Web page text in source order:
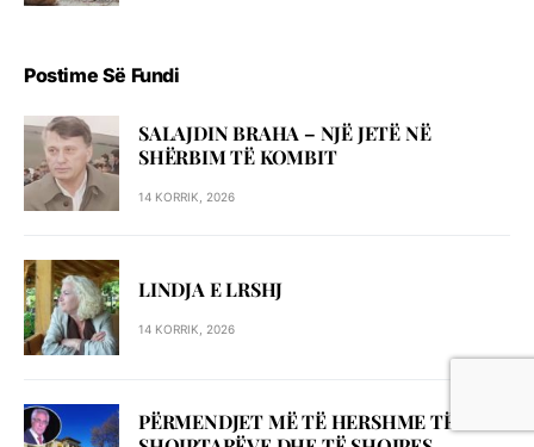
Postime Së Fundi
SALAJDIN BRAHA – NJЁ JETЁ NЁ
SHЁRBIM TЁ KOMBIT
14 KORRIK, 2026
LINDJA E LRSHJ
14 KORRIK, 2026
PËRMENDJET MË TË HERSHME TË